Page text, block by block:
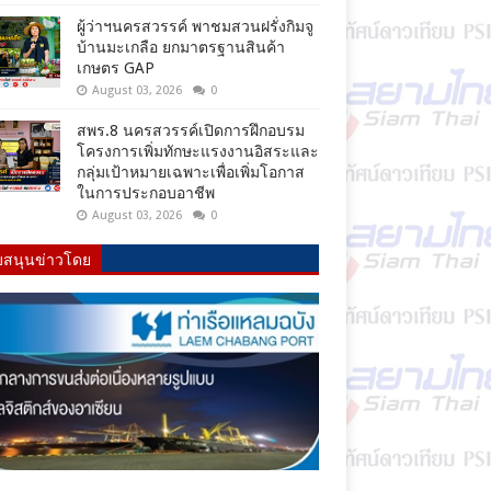
ผู้ว่าฯนครสวรรค์ พาชมสวนฝรั่งกิมจู
บ้านมะเกลือ ยกมาตรฐานสินค้า
เกษตร GAP
August 03, 2026 0
สพร.8 นครสวรรค์เปิดการฝึกอบรม
โครงการเพิ่มทักษะแรงงานอิสระและ
กลุ่มเป้าหมายเฉพาะเพื่อเพิ่มโอกาส
ในการประกอบอาชีพ
August 03, 2026 0
นุนข่าวโดย